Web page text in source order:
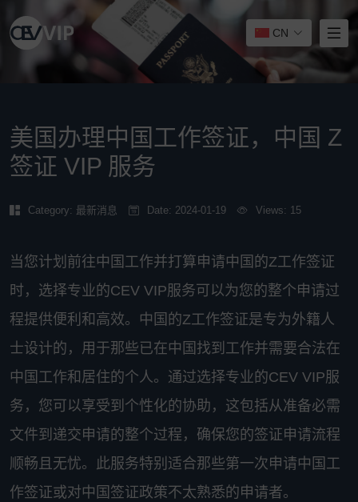
CN
美国办理中国工作签证，中国 Z
签证 VIP 服务
Category: 最新消息 Date: 2024-01-19 Views: 15
当您计划前往中国工作并打算申请中国的Z工作签证
时，选择专业的CEV VIP服务可以为您的整个申请过
程提供便利和高效。中国的Z工作签证是专为外籍人
士设计的，用于那些已在中国找到工作并需要合法在
中国工作和居住的个人。通过选择专业的CEV VIP服
务，您可以享受到个性化的协助，这包括从准备必需
文件到递交申请的整个过程，确保您的签证申请流程
顺畅且无忧。此服务特别适合那些第一次申请中国工
作签证或对中国签证政策不太熟悉的申请者。